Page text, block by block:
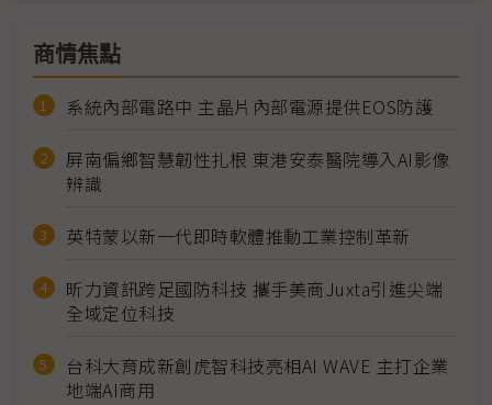
商情焦點
系統內部電路中 主晶片內部電源提供EOS防護
屏南偏鄉智慧韌性扎根 東港安泰醫院導入AI影像
辨識
英特蒙以新一代即時軟體推動工業控制革新
昕力資訊跨足國防科技 攜手美商Juxta引進尖端
全域定位科技
台科大育成新創虎智科技亮相AI WAVE 主打企業
地端AI商用